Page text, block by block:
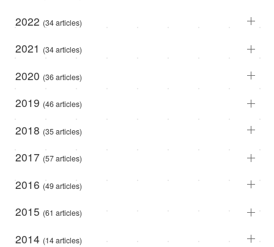
2022 (34 articles)
2021 (34 articles)
2020 (36 articles)
2019 (46 articles)
2018 (35 articles)
2017 (57 articles)
2016 (49 articles)
2015 (61 articles)
2014 (14 articles)